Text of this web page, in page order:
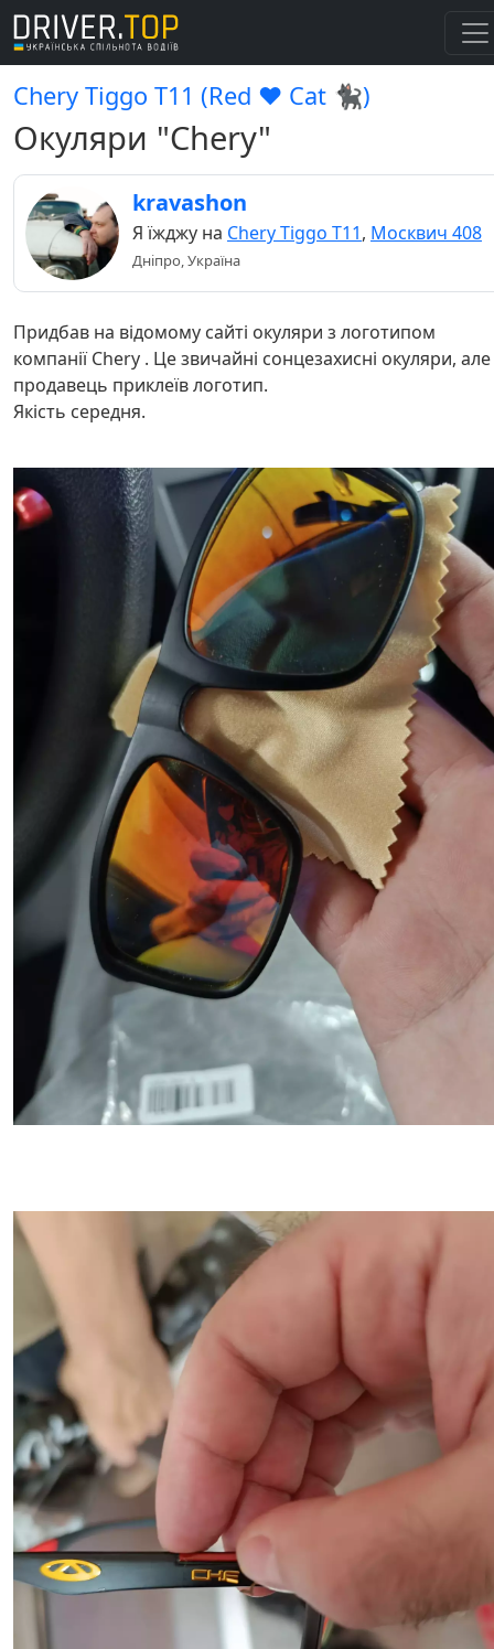
Chery Tiggo Т11 (Red ♥️ Cat 🐈‍⬛)
Окуляри "Chery"
kravashon
Я їжджу на Chery Tiggo Т11, Москвич 408
Дніпро, Україна
Придбав на відомому сайті окуляри з логотипом
компанії Chery . Це звичайні сонцезахисні окуляри, але
продавець приклеїв логотип.
Якість середня.